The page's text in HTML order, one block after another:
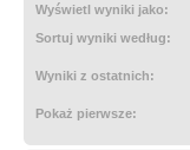
Wyświetl wyniki jako:
Sortuj wyniki według:
Wyniki z ostatnich:
Pokaż pierwsze: